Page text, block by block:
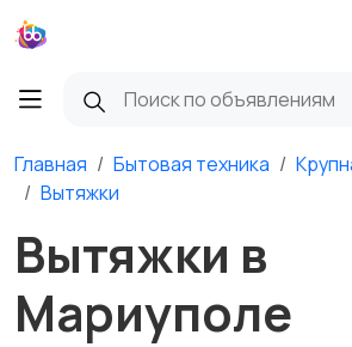
Главная Бытовая техника
Вытяжки
Вытяжки в
Мариуполе